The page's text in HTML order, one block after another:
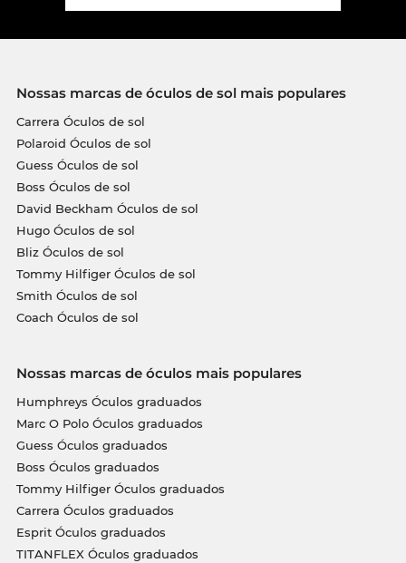
Nossas marcas de óculos de sol mais populares
Carrera Óculos de sol
Polaroid Óculos de sol
Guess Óculos de sol
Boss Óculos de sol
David Beckham Óculos de sol
Hugo Óculos de sol
Bliz Óculos de sol
Tommy Hilfiger Óculos de sol
Smith Óculos de sol
Coach Óculos de sol
Nossas marcas de óculos mais populares
Humphreys Óculos graduados
Marc O Polo Óculos graduados
Guess Óculos graduados
Boss Óculos graduados
Tommy Hilfiger Óculos graduados
Carrera Óculos graduados
Esprit Óculos graduados
TITANFLEX Óculos graduados